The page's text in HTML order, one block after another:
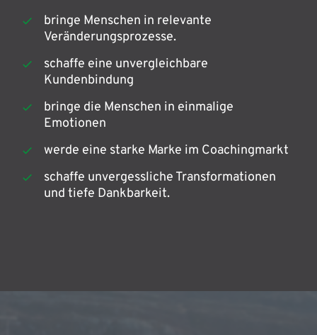
bringe Menschen in relevante
Veränderungsprozesse.
schaffe eine unvergleichbare
Kundenbindung
bringe die Menschen in einmalige
Emotionen
werde eine starke Marke im Coachingmarkt
schaffe unvergessliche Transformationen
und tiefe Dankbarkeit.